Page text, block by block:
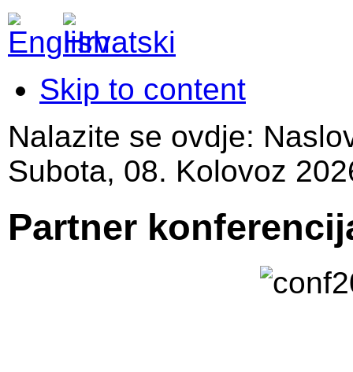
Skip to content
Nalazite se ovdje:
Subota, 08. Kolovoz
Partner